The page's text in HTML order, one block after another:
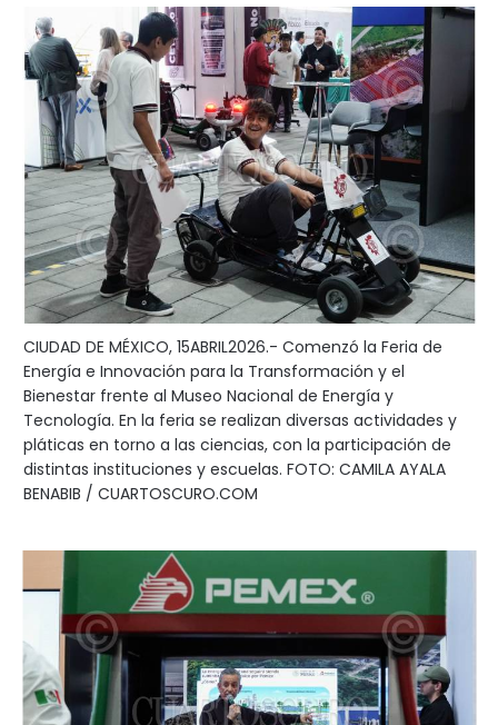
CIUDAD DE MÉXICO, 15ABRIL2026.- Comenzó la Feria de
Energía e Innovación para la Transformación y el
Bienestar frente al Museo Nacional de Energía y
Tecnología. En la feria se realizan diversas actividades y
pláticas en torno a las ciencias, con la participación de
distintas instituciones y escuelas. FOTO: CAMILA AYALA
BENABIB / CUARTOSCURO.COM